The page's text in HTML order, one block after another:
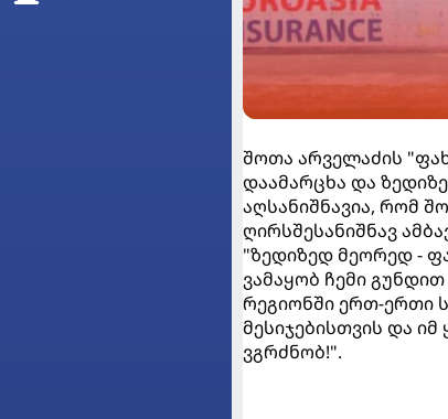
შოთა არველაძის
დაამარცხა და
აღსანიშნავია, რომ
ღირსშესანიშნავ
"ზედიზედ მეორედ -
ვამაყობ ჩემი
რეგიონში ერთ-ერთი
მესიჯებისთვის და
ვგრძნობ!".